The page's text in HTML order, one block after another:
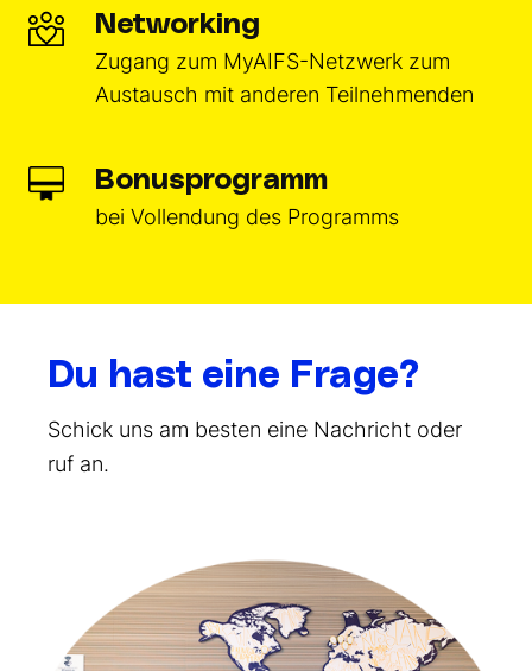
Networking
Zugang zum MyAIFS-Netzwerk zum
Austausch mit anderen Teilnehmenden
Bonusprogramm
bei Vollendung des Programms
Du hast eine Frage?
Schick uns am besten eine Nachricht oder
ruf an.